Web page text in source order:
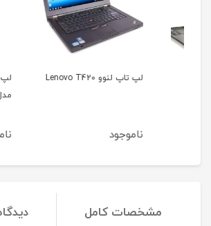
لپ تاپ لنوو Lenovo T420
ناموجود
لپ تاپ
ناموجود
مشخصات کامل